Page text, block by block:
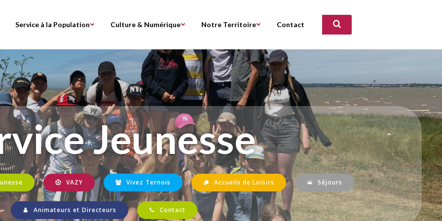
Service à la Population Culture & Numérique Notre Territoire Contact
Jeunesse
VAZY Vivez Ternois Accueils de Loisirs Séjours
Animateurs et Directeurs Contact